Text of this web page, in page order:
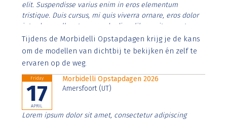
elit. Suspendisse varius enim in eros elementum
tristique. Duis cursus, mi quis viverra ornare, eros dolor
interdum nulla, ut commodo diam libero vitae erat.
Aenean faucibus nibh et justo cursus id rutrum lorem
imperdiet. Nunc ut sem vitae risus tristique posuere.
Tijdens de Morbidelli Opstapdagen krijg je de kans
om de modellen van dichtbij te bekijken én zelf te
ervaren op de weg.
Friday
17
APRIL
Morbidelli Opstapdagen 2026
Amersfoort (UT)
Lorem ipsum dolor sit amet, consectetur adipiscing